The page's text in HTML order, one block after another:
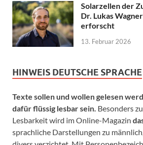
Solarzellen der
Dr. Lukas
erforscht
13. Februar 2026
HINWEIS DEUTSCHE SPRACHE
Texte sollen und wollen gelesen
dafür flüssig lesbar sein. Besonders
Lesbarkeit wird im Online-Magazin
sprachliche Darstellungen zu